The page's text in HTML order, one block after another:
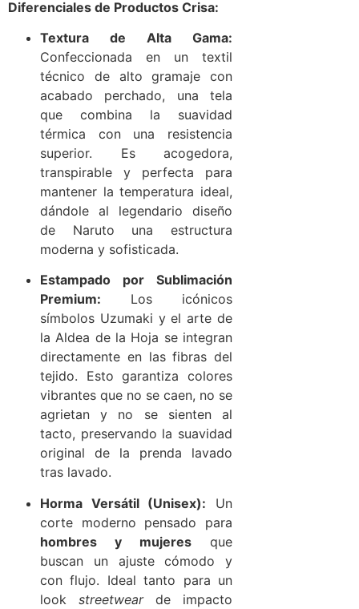
Diferenciales de Productos Crisa:
Textura de Alta Gama:
Confeccionada en un textil
técnico de alto gramaje con
acabado perchado, una tela
que combina la suavidad
térmica con una resistencia
superior. Es acogedora,
transpirable y perfecta para
mantener la temperatura ideal,
dándole al legendario diseño
de Naruto una estructura
moderna y sofisticada.
Estampado por Sublimación
Premium: Los icónicos
símbolos Uzumaki y el arte de
la Aldea de la Hoja se integran
directamente en las fibras del
tejido. Esto garantiza colores
vibrantes que no se caen, no se
agrietan y no se sienten al
tacto, preservando la suavidad
original de la prenda lavado
tras lavado.
Horma Versátil (Unisex): Un
corte moderno pensado para
hombres y mujeres que
buscan un ajuste cómodo y
con flujo. Ideal tanto para un
look streetwearde impacto